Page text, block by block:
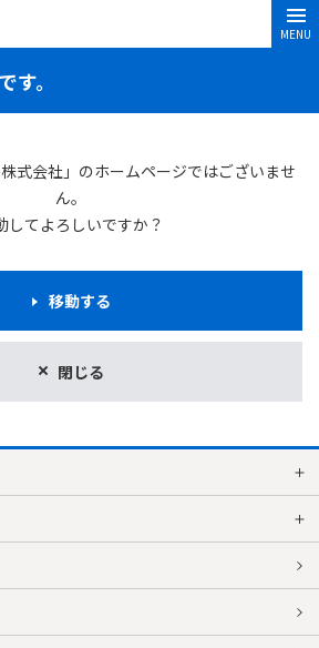
MENU
す。
式会社」のホームページではございませ
ん。
してよろしいですか？
閉じる
移動する